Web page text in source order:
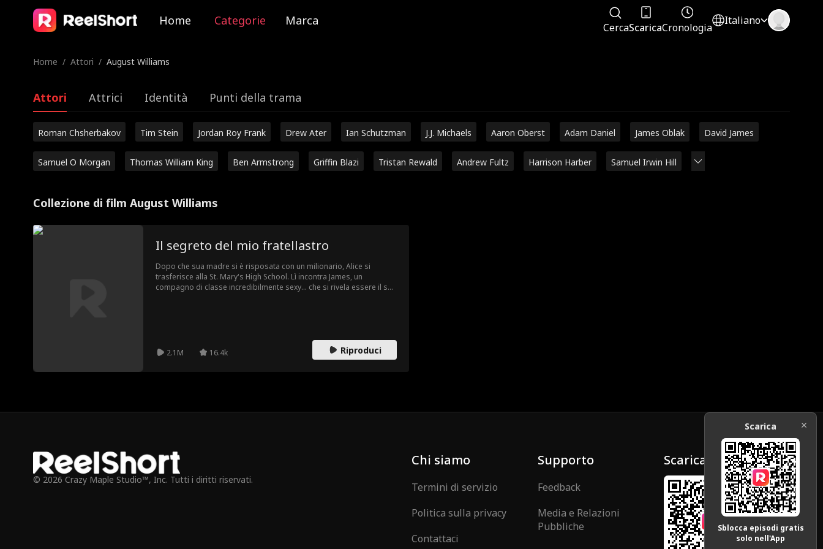
Home Categorie Marca CercaScaricaCronologia
Italiano
Home / Attori / August Williams
Attori Attrici Identità Punti della trama
Roman Chsherbakov Tim Stein Jordan Roy Frank Drew Ater Ian Schutzman J.J. Michaels Aaron Oberst Adam Daniel James Oblak David James
Samuel O Morgan Thomas William King Ben Armstrong Griffin Blazi Tristan Rewald Andrew Fultz Harrison Harber Samuel Irwin Hill
Collezione di film August Williams
Il segreto del mio fratellastro
Dopo che sua madre si è risposata con un milionario, Alice si
trasferisce alla St. Mary's High School. Lì incontra James, un
compagno di classe incredibilmente sexy... che si rivela essere il suo
2.1M 16.4k Riproduci
© 2026 Crazy Maple Studio™, Inc. Tutti i diritti riservati.
Chi siamo
Termini di servizio
Politica sulla privacy
Contattaci
Supporto
Feedback
Media e Relazioni
Pubbliche
Scarica
Scarica
Sblocca episodi gratis
solo nell'App